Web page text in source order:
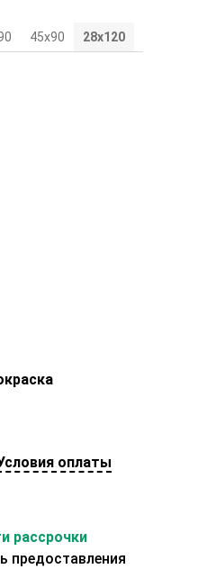
45х90 28х120
оплаты
рассрочки
предоставления